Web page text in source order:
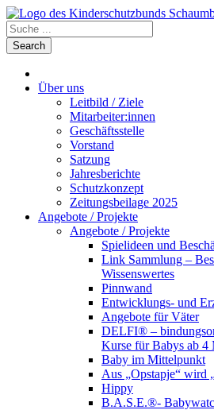
Über uns
Leitbild / Ziele
Mitarbeiter:innen
Geschäftsstelle
Vorstand
Satzung
Jahresberichte
Schutzkonzept
Zeitungsbeilage 2025
Angebote / Projekte
Angebote / Projekte
Spielideen und
Link Sammlung –
Wissenswertes
Pinnwand
Entwicklungs- und
Angebote für Väter
DELFI® –
Kurse für Babys ab 4
Baby im Mittelpunkt
Aus „Opstapje“ wird
Hippy
B.A.S.E.®-